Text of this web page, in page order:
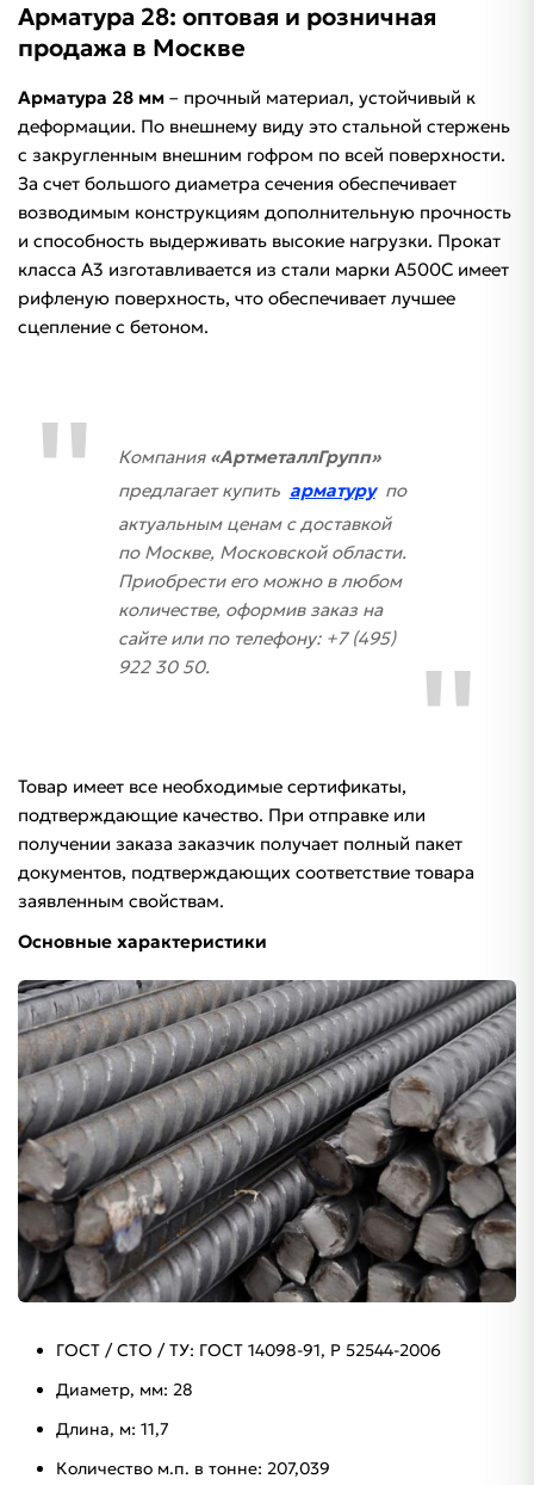
Арматура 28: оптовая и розничная
продажа в Москве
Арматура 28 мм – прочный материал, устойчивый к
деформации. По внешнему виду это стальной стержень
с закругленным внешним гофром по всей поверхности.
За счет большого диаметра сечения обеспечивает
возводимым конструкциям дополнительную прочность
и способность выдерживать высокие нагрузки. Прокат
класса А3 изготавливается из стали марки А500С имеет
рифленую поверхность, что обеспечивает лучшее
сцепление с бетоном.
Компания «АртметаллГрупп»
предлагает купить арматуру по
актуальным ценам с доставкой
по Москве, Московской области.
Приобрести его можно в любом
количестве, оформив заказ на
сайте или по телефону: +7 (495)
922 30 50.
Товар имеет все необходимые сертификаты,
подтверждающие качество. При отправке или
получении заказа заказчик получает полный пакет
документов, подтверждающих соответствие товара
заявленным свойствам.
Основные характеристики
ГОСТ / СТО / ТУ: ГОСТ 14098-91, Р 52544-2006
Диаметр, мм: 28
Длина, м: 11,7
Количество м.п. в тонне: 207,039